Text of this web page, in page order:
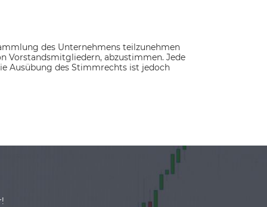
des Unternehmens teilzunehmen
Vorstandsmitgliedern, abzustimmen. Jede
Ausübung des Stimmrechts ist jedoch